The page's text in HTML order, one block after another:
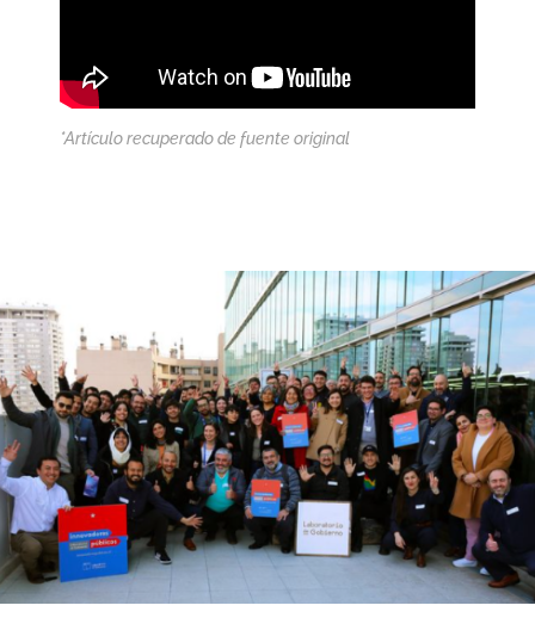
*Artículo recuperado de fuente original